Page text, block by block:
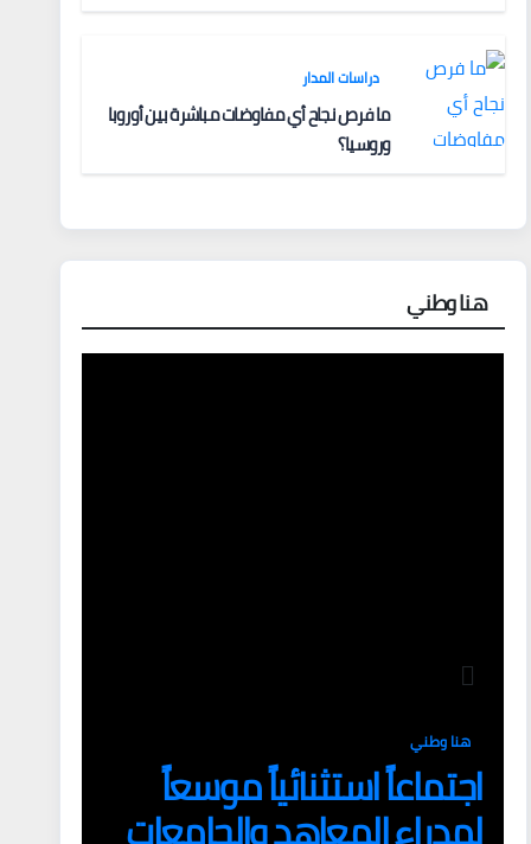
دراسات المدار
ما فرص نجاح أي مفاوضات مباشرة بين أوروبا
وروسيا؟
هنا وطني
هنا وطني
اجتماعاً استثنائياً موسعاً